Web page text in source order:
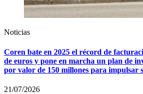
Noticias
Coren bate en 2025 el récord de
de euros y pone en marcha un plan de
por valor de 150 millones para impulsar
21/07/2026